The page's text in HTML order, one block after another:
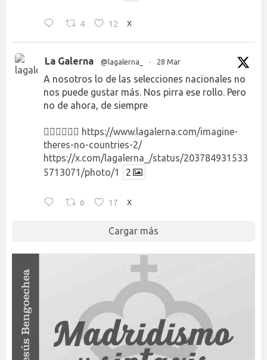
4 12 X
La Galerna @lagalerna_ · 28 Mar
A nosotros lo de las selecciones nacionales no
nos puede gustar más. Nos pirra ese rollo. Pero
no de ahora, de siempre
👉🏻👉🏻👉🏻 https://www.lagalerna.com/imagine-
theres-no-countries-2/
https://x.com/lagalerna_/status/203784931533
5713071/photo/1
2
6 17 X
Cargar más